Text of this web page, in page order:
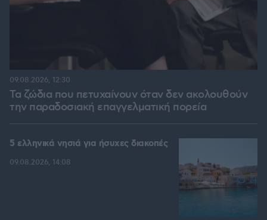
Τα ζώδια που πετυχαίνουν όταν δεν ακολουθούν
την παραδοσιακή επαγγελματική πορεία
09.08.2026, 12:30
5 ελληνικά νησιά για ήσυχες διακοπές
09.08.2026, 14:08